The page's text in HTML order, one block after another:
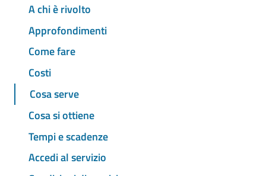
A chi è rivolto
Approfondimenti
Come fare
Costi
Cosa serve
Cosa si ottiene
Tempi e scadenze
Accedi al servizio